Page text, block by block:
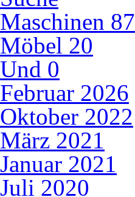
Maschinen 87
Möbel 20
Und 0
Februar 2026
Oktober 2022
März 2021
Januar 2021
Juli 2020